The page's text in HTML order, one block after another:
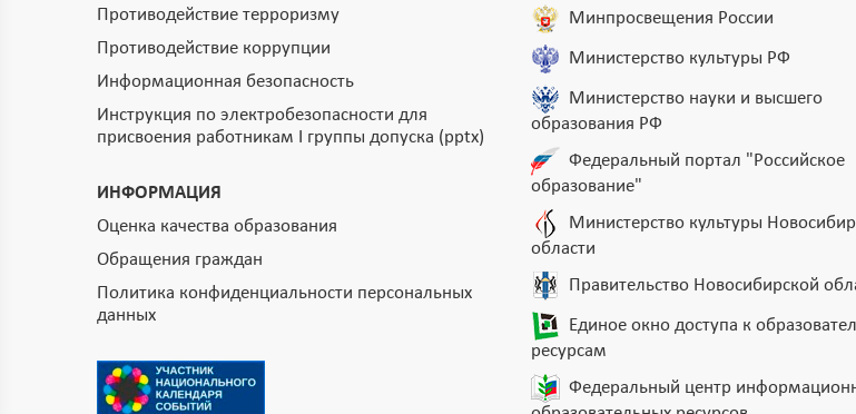
Противодействие терроризму
Противодействие коррупции
Информационная безопасность
Инструкция по электробезопасности для
присвоения работникам I группы допуска (pptx)
ИНФОРМАЦИЯ
Оценка качества образования
Обращения граждан
Политика конфиденциальности персональных
данных
Минпросвещения России
Министерство культуры РФ
Министерство науки и высшего
образования РФ
Федеральный портал "Российское
образование"
Министерство культуры
области
Правительство Новосибирской
Единое окно доступа к
ресурсам
Федеральный центр